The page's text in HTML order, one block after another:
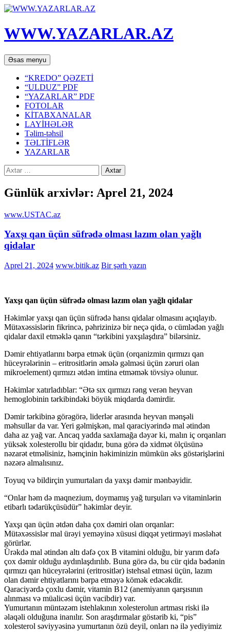
WWW.YAZARLAR.AZ
Axtar
Əsas menyu Mühtəviyyata
keç
“KREDO” QƏZETİ
“ULDUZ” PDF
“YAZARLAR” PDF
FOTOLAR
KİTABXANALAR
LAYİHƏLƏR
Təlim-təhsil
TƏLTİFLƏR
YAZARLAR
Axtarış:
Günlük arxivlər: Aprel 21, 2024
www.USTAC.az
Yaxşı qan üçün süfrədə olması lazım olan yağlı
qidalar
Aprel 21, 2024 www.bitik.az Bir şərh yazın
Yaxşı qan üçün süfrədə olması lazım olan yağlı qidalar
Həkimlər yaxşı qan üçün süfrədə hansı qidalar olmasını açıqlayıb.
Mütəxəssislərin fikrincə, pəhrizinizə bir neçə qida, o cümlədən yağlı
qidalar daxil etməklə qanın “tərkibini yaxşılaşdıra” bilərsiniz.
Dəmir ehtiyatlarını bərpa etmək üçün (orqanizmin qırmızı qan
hüceyrələrinin – eritrositlərin əmələ gəlməsi üçün zəruri olan
mikroelement) qırmızı ətdən imtina etməmək tövsiyə olunur.
Həkimlər xatırladıblar: “Ətə sıx qırmızı rəng verən heyvan
hemoglobinin tərkibindəki böyük miqdarda dəmirdir.
Dəmir tərkibinə görəgörə, liderlər arasında heyvan mənşəli
məhsullar da var. Yeri gəlmişkən, mal qaraciyərində mal ətindən
daha az yağ var. Ancaq yadda saxlamağa dəyər ki, malın iç orqanları
yüksək xolesterollu bir qidadır, buna görə də xidmət ölçüsünə
nəzarət etməlisiniz, həmçinin həkiminizin mümkün əks göstərişlərini
nəzərə almalısınız.
Toyuq və bildirçin yumurtaları da yaxşı dəmir mənbəyidir.
“Onlar həm də maqnezium, doymamış yağ turşuları və vitaminlərin
etibarlı tədarükçüsüdür” həkimlər deyir.
Yaxşı qan üçün ətdən daha çox dəmiri olan orqanlar:
Mütəxəssislər mal ürəyi yeməyinə xüsusi diqqət yetirməyi məsləhət
görürlər.
Ürəkdə mal ətindən altı dəfə çox B vitamini olduğu, bir yarım dəfə
çox dəmir olduğu aydınlaşdırılıb. Buna görə də, bu cür qida bədənin
qırmızı qan hüceyrələrini (eritrositlər) istehsal etməsi üçün, lazım
olan dəmir ehtiyatlarını bərpa etməyə kömək edəcəkdir.
Qaraciyərdə çoxlu dəmir, vitamin B12 (anemiyanın qarşısının
alınması və müalicəsi üçün vacibdir) var.
Yumurtanın müntəzəm istehlakının xolesterolun artması riski ilə
əlaqəli olduğuna inanılır. Son araşdırmalar göstərib ki, “pis”
xolesterol səviyyəsinə yumurtanın özü deyil, onları nə ilə yediyimiz